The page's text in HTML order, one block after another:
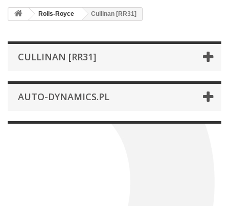
Rolls-Royce Cullinan [RR31]
CULLINAN [RR31]
AUTO-DYNAMICS.PL